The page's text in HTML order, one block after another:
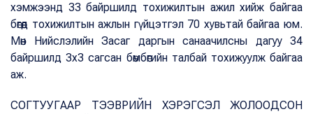
хэмжээнд 33 байршилд тохижилтын ажил хийж байгаа
бөгөөд тохижилтын ажлын гүйцэтгэл 70 хувьтай байгаа юм.
Мөн Нийслэлийн Засаг даргын санаачилсны дагуу 34
байршилд 3х3 сагсан бөмбөгийн талбай тохижуулж байгаа
аж.
СОГТУУГААР ТЭЭВРИЙН ХЭРЭГСЭЛ ЖОЛООДСОН